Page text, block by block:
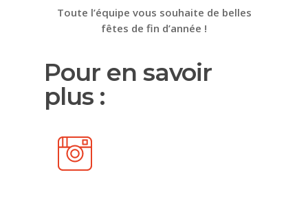
Toute l’équipe vous souhaite de belles
fêtes de fin d’année !
Pour en savoir
plus :